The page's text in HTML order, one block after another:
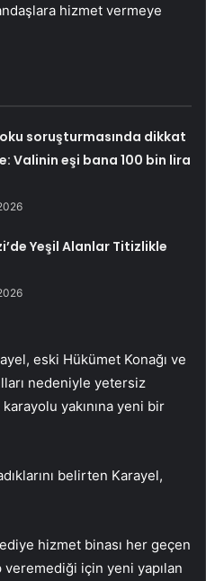
hizmet vermeye
soruşturmasında dikkat
Valinin eşi bana 100 bin lira
Yeşil Alanlar Titizlikle
eski Hükümet Konağı ve
nedeniyle yetersiz
yakınına yeni bir
belirten Karayel,
hizmet binası her geçen
için yeni yapılan